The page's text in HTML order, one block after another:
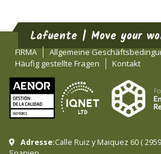
Lafuente | Move your
FIRMA
Allgemeine
Häufig gestellte Fragen
Kontakt
Adresse:Calle Ruiz y Maiquez 60 (